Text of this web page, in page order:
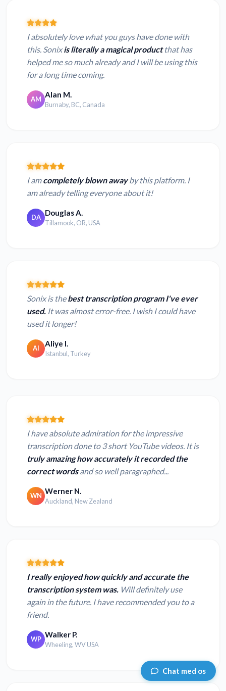
I absolutely love what you guys have done with
this. Sonixis literally a magical productthat has
helped me so much already and I will be using this
for a long time coming.
AM Alan M.
Burnaby, BC, Canada
I amcompletely blown awayby this platform. I
am already telling everyone about it!
DA Douglas A.
Tillamook, OR, USA
Sonix is thebest transcription program I've ever
used. It was almost error-free. I wish I could have
used it longer!
AI Aliye I.
Istanbul, Turkey
I have absolute admiration for the impressive
transcription done to 3 short YouTube videos. It is
truly amazing how accurately it recorded the
correct wordsand so well paragraphed...
WN Werner N.
Auckland, New Zealand
I really enjoyed how quickly and accurate the
transcription system was. Will definitely use
again in the future. I have recommended you to a
friend.
WP Walker P.
Wheeling, WV USA
Chat med os